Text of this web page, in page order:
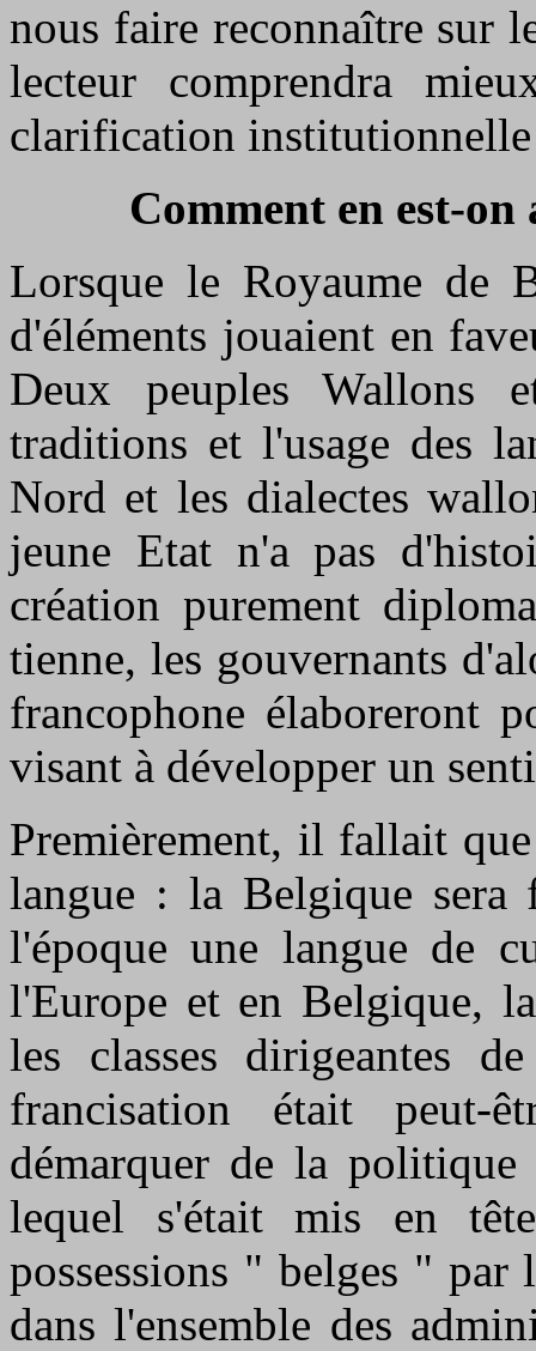
nous faire reconnaître sur
lecteur comprendra
clarification
Comment en est-
Lorsque le Royaume de
d'éléments jouaient en
Deux peuples Wallons
traditions et l'usage des
Nord et les dialectes
jeune Etat n'a pas
création purement
tienne, les gouvernants
francophone élaboreront
visant à développer un
Premièrement, il fallait
langue : la Belgique sera
l'époque une langue de
l'Europe et en Belgique,
les classes dirigeantes
francisation était peut-
démarquer de la
lequel s'était mis en
possessions " belges " par
dans l'ensemble des